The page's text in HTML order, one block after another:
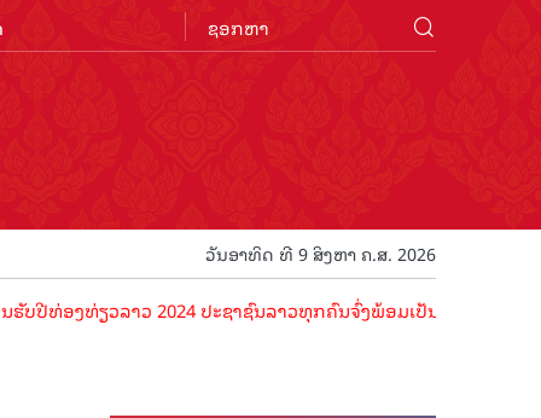
ວັນອາທິດ ທີ 9 ສິງຫາ ຄ.ສ. 2026
ທ່ຽວລາວ 2024 ປະຊາຊົນລາວທຸກຄົນຈົ່ງພ້ອມເປັນເຈົ້າພາບທີ່ດີ ຕ້ອນຮັ